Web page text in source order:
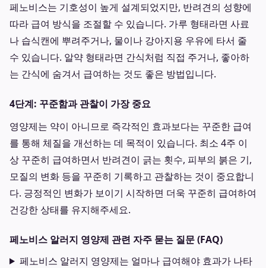
페노비스는 기호성이 높게 설계되었지만, 반려견의 성향에
따라 급여 방식을 조절할 수 있습니다. 가루 형태라면 사료
나 습식캔에 뿌려주거나, 물이나 강아지용 우유에 타서 줄
수 있습니다. 알약 형태라면 간식처럼 직접 주거나, 좋아하
는 간식에 숨겨서 급여하는 것도 좋은 방법입니다.
4단계: 꾸준함과 관찰이 가장 중요
영양제는 약이 아니므로 즉각적인 효과보다는 꾸준한 급여
를 통해 체질을 개선하는 데 목적이 있습니다. 최소 4주 이
상 꾸준히 급여하면서 반려견이 긁는 횟수, 피부의 붉은 기,
모질의 변화 등을 꾸준히 기록하고 관찰하는 것이 중요합니
다. 긍정적인 변화가 보이기 시작하면 더욱 꾸준히 급여하여
건강한 상태를 유지해주세요.
페노비스 알러지 영양제 관련 자주 묻는 질문 (FAQ)
페노비스 알러지 영양제는 얼마나 급여해야 효과가 나타